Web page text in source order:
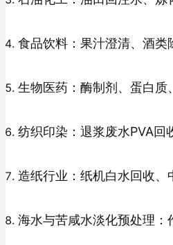
食品饮料：果汁澄清、酒
生物医药：酶制剂、蛋白
纺织印染：退浆废水PVA回
造纸行业：纸机白水回收、
海水与苦咸水淡化预处理